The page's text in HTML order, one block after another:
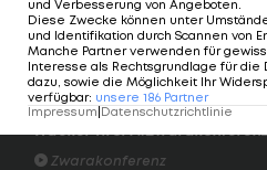
viele gedacht hatten.
schneller als gedacht zu
Der legendäre Durchmarsch
Wacker Tirol I
Zwarakonferenz
und Verbesserung von Angeboten.
Diese Zwecke können unter
und Identifikation durch Scannen von
Manche Partner verwenden für
Interesse als Rechtsgrundlage für
dazu, sowie die Möglichkeit Ihr
verfügbar: unsere 186 Partner
Impressum Datenschutzrichtlinie